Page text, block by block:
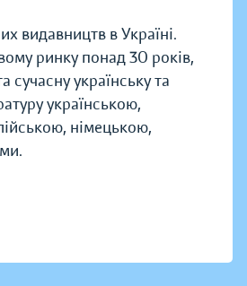
видавництв в Україні.
ринку понад 30 років,
сучасну українську та
українською,
німецькою,